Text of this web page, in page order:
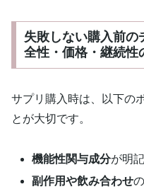
失敗しない購入前の
全性・価格・継続性
サプリ購入時は、以下の
とが大切です。
機能性関与成分が明
副作用や飲み合わせ